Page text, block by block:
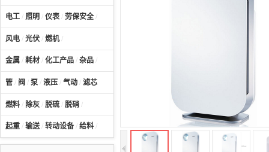
电工 / 照明 / 仪表 / 劳保安全 /
风电 / 光伏 / 燃机/
金属 / 耗材 / 化工产品 / 杂品 /
管 / 阀 / 泵 / 液压 / 气动 / 滤芯
燃料 / 除灰 / 脱硫 / 脱硝 /
起重 / 输送/ 转动设备 / 给料 /